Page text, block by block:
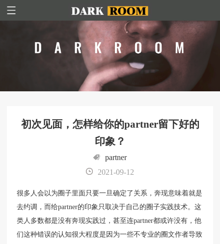
初次见面，怎样给你的partner留下好的
印象？
partner
2021-09-12
很多人会以为圈子里面只要一旦确定了关系，奔现意味着就是
去约调，而给partner的印象只取决于自己的圈子实践技术。这
类人多数都是没有奔现实践过，甚至连partner都或许没有，他
们这种错误的认知很大程度是因为一些不专业的圈文作者导致